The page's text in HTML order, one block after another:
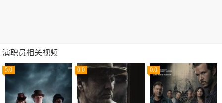
演职员相关视频
5.0 0.0 0.0